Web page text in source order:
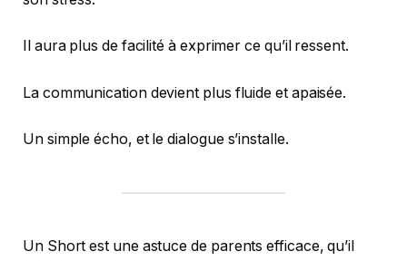
Il aura plus de facilité à exprimer ce qu’il ressent.
La communication devient plus fluide et apaisée.
Un simple écho, et le dialogue s’installe.
Un Short est une astuce de parents efficace, qu’il